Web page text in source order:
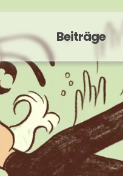
Beiträge